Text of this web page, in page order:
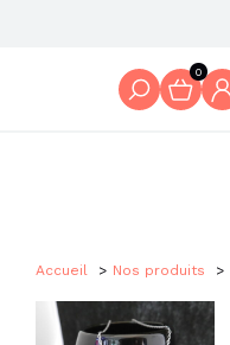
0
Accueil Nos produits